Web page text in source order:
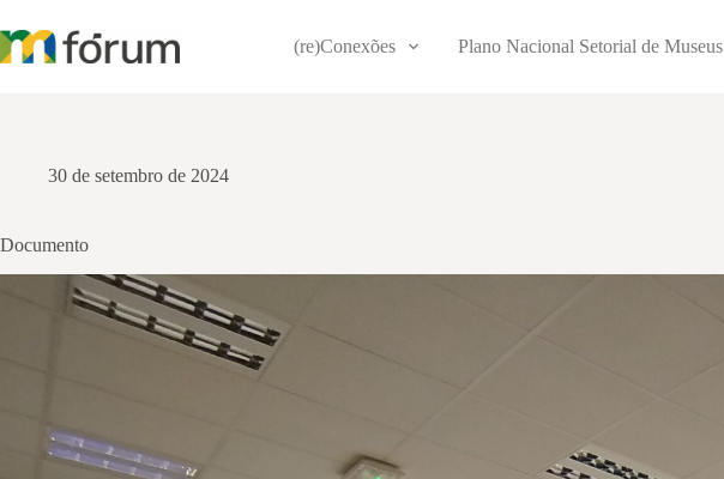
para
o
(re)Conexões Plano Nacional Setorial de Museus
30 de setembro de 2024
Documento